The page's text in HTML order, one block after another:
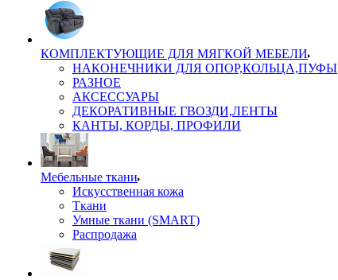
КОМПЛЕКТУЮЩИЕ ДЛЯ МЯГКОЙ МЕБЕЛИ
НАКОНЕЧНИКИ ДЛЯ ОПОР,КОЛЬЦА,ПУФЫ
РАЗНОЕ
АКСЕССУАРЫ
ДЕКОРАТИВНЫЕ ГВОЗДИ,ЛЕНТЫ
КАНТЫ, КОРДЫ, ПРОФИЛИ
Мебельные ткани
Искусственная кожа
Ткани
Умные ткани (SMART)
Распродажа